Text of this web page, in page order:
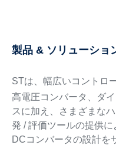
製品 & ソリューショ
STは、幅広いコントロー
高電圧コンバータ、ダ
スに加え、さまざまな
発 / 評価ツールの提供
DCコンバータの設計を